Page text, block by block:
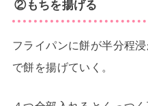
②もちを揚げる
フライパンに餅が半分程
で餅を揚げていく。